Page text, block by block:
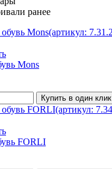
ранее
Mons
Купить в один клик
FORLI